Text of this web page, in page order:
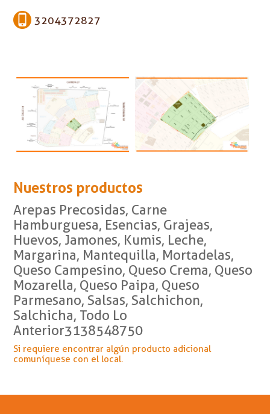
3204372827
Nuestros productos
Arepas Precosidas, Carne
Hamburguesa, Esencias, Grajeas,
Huevos, Jamones, Kumis, Leche,
Margarina, Mantequilla, Mortadelas,
Queso Campesino, Queso Crema, Queso
Mozarella, Queso Paipa, Queso
Parmesano, Salsas, Salchichon,
Salchicha, Todo Lo
Anterior3138548750
Si requiere encontrar algún producto adicional
comuníquese con el local.